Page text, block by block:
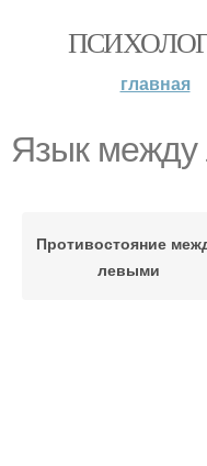
главная
Язык
Противостояние
левыми